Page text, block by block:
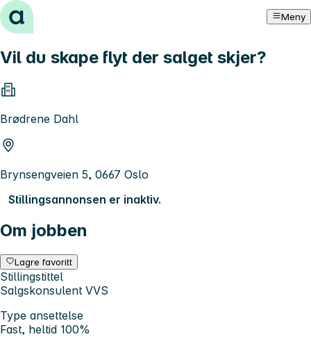
Hopp til innhold Meny
Vil du skape flyt der salget skjer?
Brødrene Dahl
Brynsengveien 5, 0667 Oslo
Stillingsannonsen er inaktiv.
Om jobben
Lagre favoritt
Stillingstittel
Salgskonsulent VVS
Type ansettelse
Fast, heltid 100%